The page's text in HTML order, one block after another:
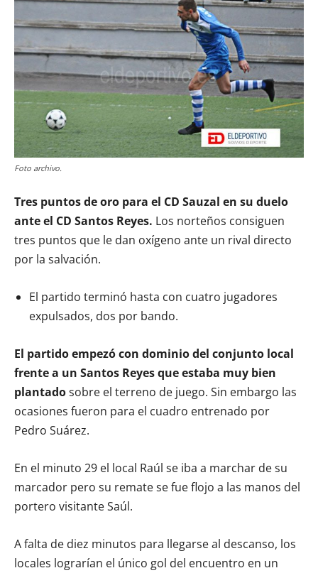
Foto archivo.
Tres puntos de oro para el CD Sauzal en su duelo
ante el CD Santos Reyes. Los norteños consiguen
tres puntos que le dan oxígeno ante un rival directo
por la salvación.
El partido terminó hasta con cuatro jugadores
expulsados, dos por bando.
El partido empezó con dominio del conjunto local
frente a un Santos Reyes que estaba muy bien
plantadosobre el terreno de juego. Sin embargo las
ocasiones fueron para el cuadro entrenado por
Pedro Suárez.
En el minuto 29 el local Raúl se iba a marchar de su
marcador pero su remate se fue flojo a las manos del
portero visitante Saúl.
A falta de diez minutos para llegarse al descanso, los
locales lograrían el único gol del encuentro en un